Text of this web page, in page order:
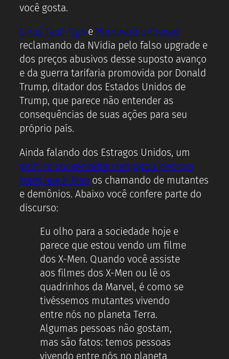
você gosta.
Linus Tech Tips e Hardware Unboxed
reclamando da NVidia pelo falso upgrade e
dos preços abusivos desse suposto avanço
e da guerra tarifaria promovida por Donald
Trump, ditador dos Estados Unidos de
Trump, que parece não entender as
consequências de suas ações para seu
próprio país.
Ainda falando dos Estragos Unidos, um
político conservador comparou pessoas
trans aos X-Men os chamando de mutantes
e demônios. Abaixo você confere parte do
discurso:
Eu olho para a sociedade hoje e
parece que estou vendo um filme
dos X-Men. Quando você assiste
aos filmes dos X-Men ou lê os
quadrinhos da Marvel, é como se
tivéssemos mutantes vivendo
entre nós no planeta Terra.
Algumas pessoas não gostam,
mas são fatos: temos pessoas
vivendo entre nós no planeta